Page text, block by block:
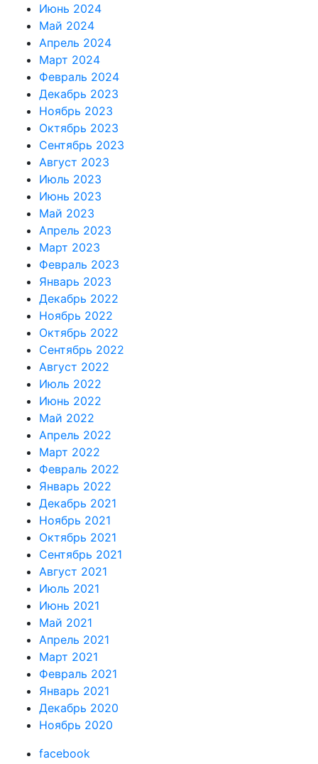
Июнь 2024
Май 2024
Апрель 2024
Март 2024
Февраль 2024
Декабрь 2023
Ноябрь 2023
Октябрь 2023
Сентябрь 2023
Август 2023
Июль 2023
Июнь 2023
Май 2023
Апрель 2023
Март 2023
Февраль 2023
Январь 2023
Декабрь 2022
Ноябрь 2022
Октябрь 2022
Сентябрь 2022
Август 2022
Июль 2022
Июнь 2022
Май 2022
Апрель 2022
Март 2022
Февраль 2022
Январь 2022
Декабрь 2021
Ноябрь 2021
Октябрь 2021
Сентябрь 2021
Август 2021
Июль 2021
Июнь 2021
Май 2021
Апрель 2021
Март 2021
Февраль 2021
Январь 2021
Декабрь 2020
Ноябрь 2020
facebook